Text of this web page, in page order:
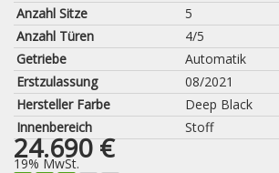
Anzahl Sitze
5
Anzahl Türen
4/5
Getriebe
Automatik
Erstzulassung
08/2021
Hersteller Farbe
Deep Black
Innenbereich
Stoff
24.690 €
19% MwSt.